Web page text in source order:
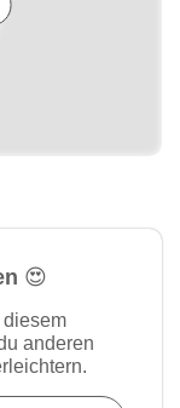
😍
diesem
anderen